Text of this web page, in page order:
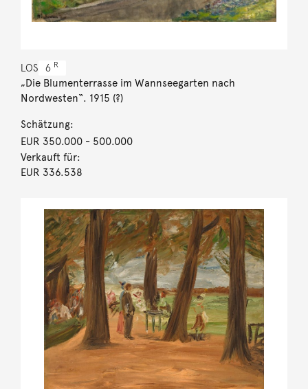
LOS 6 R
„Die Blumenterrasse im Wannseegarten nach
Nordwesten“. 1915 (?)
Schätzung:
EUR 350.000- 500.000
Verkauft für:
EUR 336.538